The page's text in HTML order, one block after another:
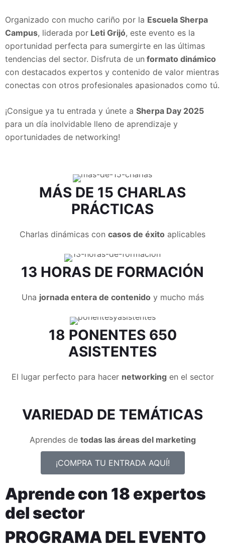
Organizado con mucho cariño por la Escuela Sherpa
Campus, liderada por Leti Grijó, este evento es la
oportunidad perfecta para sumergirte en las últimas
tendencias del sector. Disfruta de un formato dinámico
con destacados expertos y contenido de valor mientras
conectas con otros profesionales apasionados como tú.
¡Consigue ya tu entrada y únete a Sherpa Day 2025
para un día inolvidable lleno de aprendizaje y
oportunidades de networking!
MÁS DE 15 CHARLAS
PRÁCTICAS
Charlas dinámicas con casos de éxito aplicables
13 HORAS DE FORMACIÓN
Una jornada entera de contenido y mucho más​
18 PONENTES 650
ASISTENTES
El lugar perfecto para hacer networking en el sector
VARIEDAD DE TEMÁTICAS
Aprendes de todas las áreas del marketing
¡COMPRA TU ENTRADA AQUÍ!
Aprende con 18 expertos
del sector
PROGRAMA DEL EVENTO